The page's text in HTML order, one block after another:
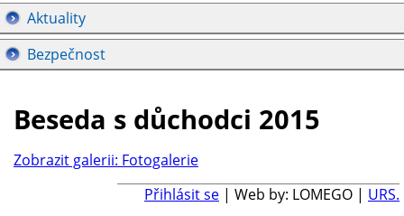
Aktuality
Bezpečnost
Beseda s důchodci 2015
Zobrazit galerii: Fotogalerie
Přihlásit se | Web by: LOMEGO | URS.